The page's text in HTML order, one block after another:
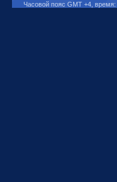
Часовой пояс GMT +4, время: